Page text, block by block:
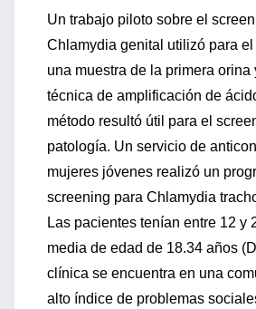
Un trabajo piloto sobre el
Chlamydia genital utilizó para
una muestra de la primera orina
técnica de amplificación de
método resultó útil para el
patología. Un servicio de
mujeres jóvenes realizó un
screening para Chlamydia
Las pacientes tenían entre 12 y
media de edad de 18.34 años
clínica se encuentra en una
alto índice de problemas